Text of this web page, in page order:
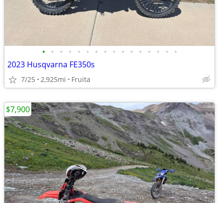
• • • • • • • • • • • • • • • •
2023 Husqvarna FE350s
7/25 2,925mi Fruita
$7,900